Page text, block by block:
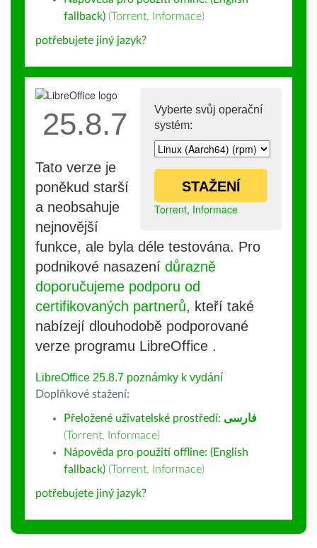
fallback) (Torrent, Informace)
potřebujete jiný jazyk?
Vyberte svůj operační
systém:
STAŽENÍ
Torrent, Informace
25.8.7
Tato verze je
poněkud starší
a neobsahuje
nejnovější
funkce, ale byla déle testována. Pro
podnikové nasazení důrazně
doporučujeme podporu od
certifikovaných partnerů, kteří také
nabízejí dlouhodobě podporované
verze programu LibreOffice .
LibreOffice 25.8.7 poznámky k vydání
Doplňkové stažení:
Přeložené uživatelské prostředí: فارسى
(Torrent, Informace)
Nápověda pro použití offline: (English
fallback) (Torrent, Informace)
potřebujete jiný jazyk?